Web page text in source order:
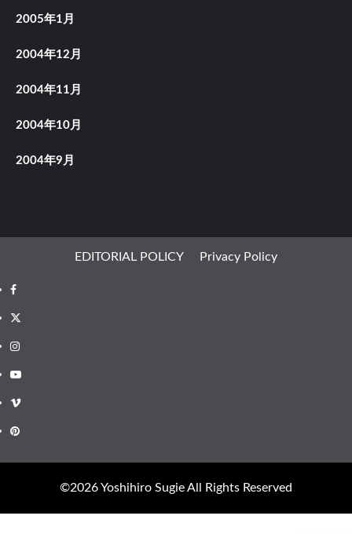
2005年1月
2004年12月
2004年11月
2004年10月
2004年9月
EDITORIAL POLICY Privacy Policy
Facebook
X
Instagram
Youtube
Vimeo
Pinterest
©︎2026 Yoshihiro Sugie All Rights Reserved